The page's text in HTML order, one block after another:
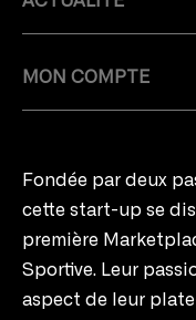
MON COMPTE
Fondée par deux
cette start-up se
première
Sportive. Leur
aspect de leur